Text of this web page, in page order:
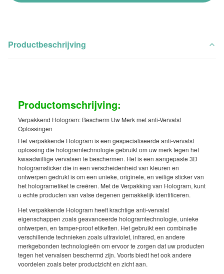
Productbeschrijving
Productomschrijving:
Verpakkend Hologram: Bescherm Uw Merk met anti-Vervalst
Oplossingen
Het verpakkende Hologram is een gespecialiseerde anti-vervalst
oplossing die hologramtechnologie gebruikt om uw merk tegen het
kwaadwillige vervalsen te beschermen. Het is een aangepaste 3D
hologramsticker die in een verscheidenheid van kleuren en
ontwerpen gedrukt is om een unieke, originele, en veilige sticker van
het hologrametiket te creëren. Met de Verpakking van Hologram, kunt
u echte producten van valse degenen gemakkelijk identificeren.
Het verpakkende Hologram heeft krachtige anti-vervalst
eigenschappen zoals geavanceerde hologramtechnologie, unieke
ontwerpen, en tamper-proof etiketten. Het gebruikt een combinatie
verschillende technieken zoals ultraviolet, infrared, en andere
merkgebonden technologieën om ervoor te zorgen dat uw producten
tegen het vervalsen beschermd zijn. Voorts biedt het ook andere
voordelen zoals beter productzicht en zicht aan.